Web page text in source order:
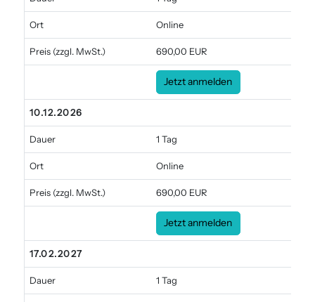
Ort Online
Preis (zzgl. MwSt.) 690,00 EUR
Jetzt anmelden
10.12.2026
Dauer 1 Tag
Ort Online
Preis (zzgl. MwSt.) 690,00 EUR
Jetzt anmelden
17.02.2027
Dauer 1 Tag